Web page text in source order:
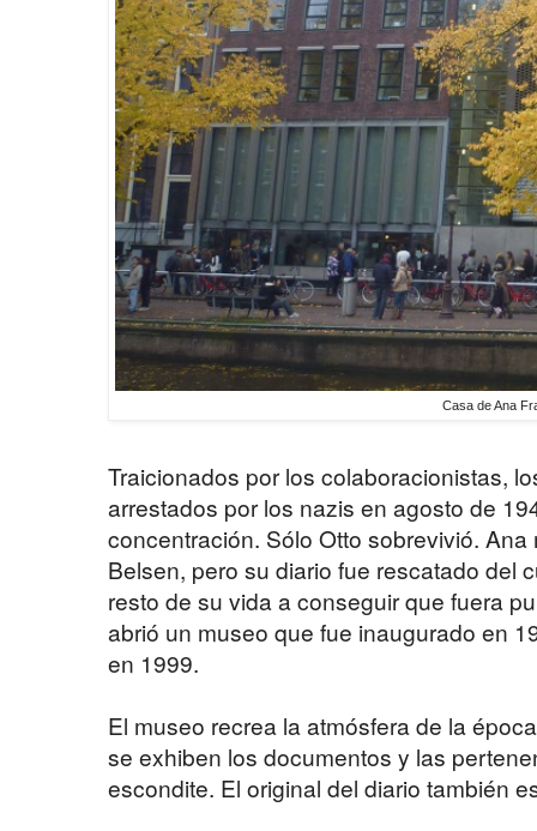
Casa de Ana
Traicionados por los colaboracionistas,
arrestados por los nazis en agosto de
concentración. Sólo Otto sobrevivió.
Belsen, pero su diario fue rescatado del
resto de su vida a conseguir que fuera
abrió un museo que fue inaugurado en
en 1999.
El museo recrea la atmósfera de la
se exhiben los documentos y las
escondite. El original del diario también